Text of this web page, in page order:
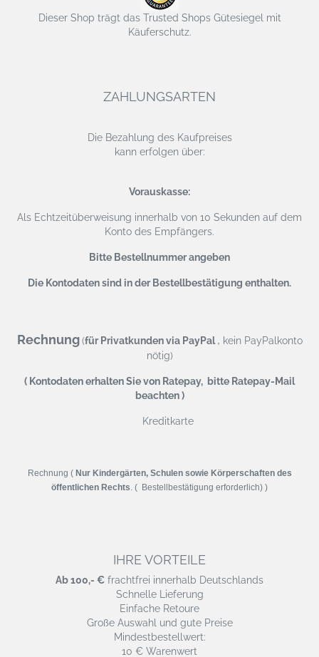
Dieser Shop trägt das Trusted Shops Gütesiegel mit
Käuferschutz.
ZAHLUNGSARTEN
Die Bezahlung des Kaufpreises
kann erfolgen über:
Vorauskasse:
Als Echtzeitüberweisung innerhalb von 10 Sekunden auf dem
Konto des Empfängers.
Bitte Bestellnummer angeben
Die Kontodaten sind in der Bestellbestätigung enthalten.
Rechnung (für Privatkunden via PayPal, kein PayPalkonto
nötig)
( Kontodaten erhalten Sie von Ratepay, bitte Ratepay-Mail
beachten )
Kreditkarte
Rechnung ( Nur Kindergärten, Schulen sowie Körperschaften des
öffentlichen Rechts . ( Bestellbestätigung erforderlich) )
IHRE VORTEILE
Ab 100,- € frachtfrei innerhalb Deutschlands
Schnelle Lieferung
Einfache Retoure
Große Auswahl und gute Preise
Mindestbestellwert:
10 € Warenwert